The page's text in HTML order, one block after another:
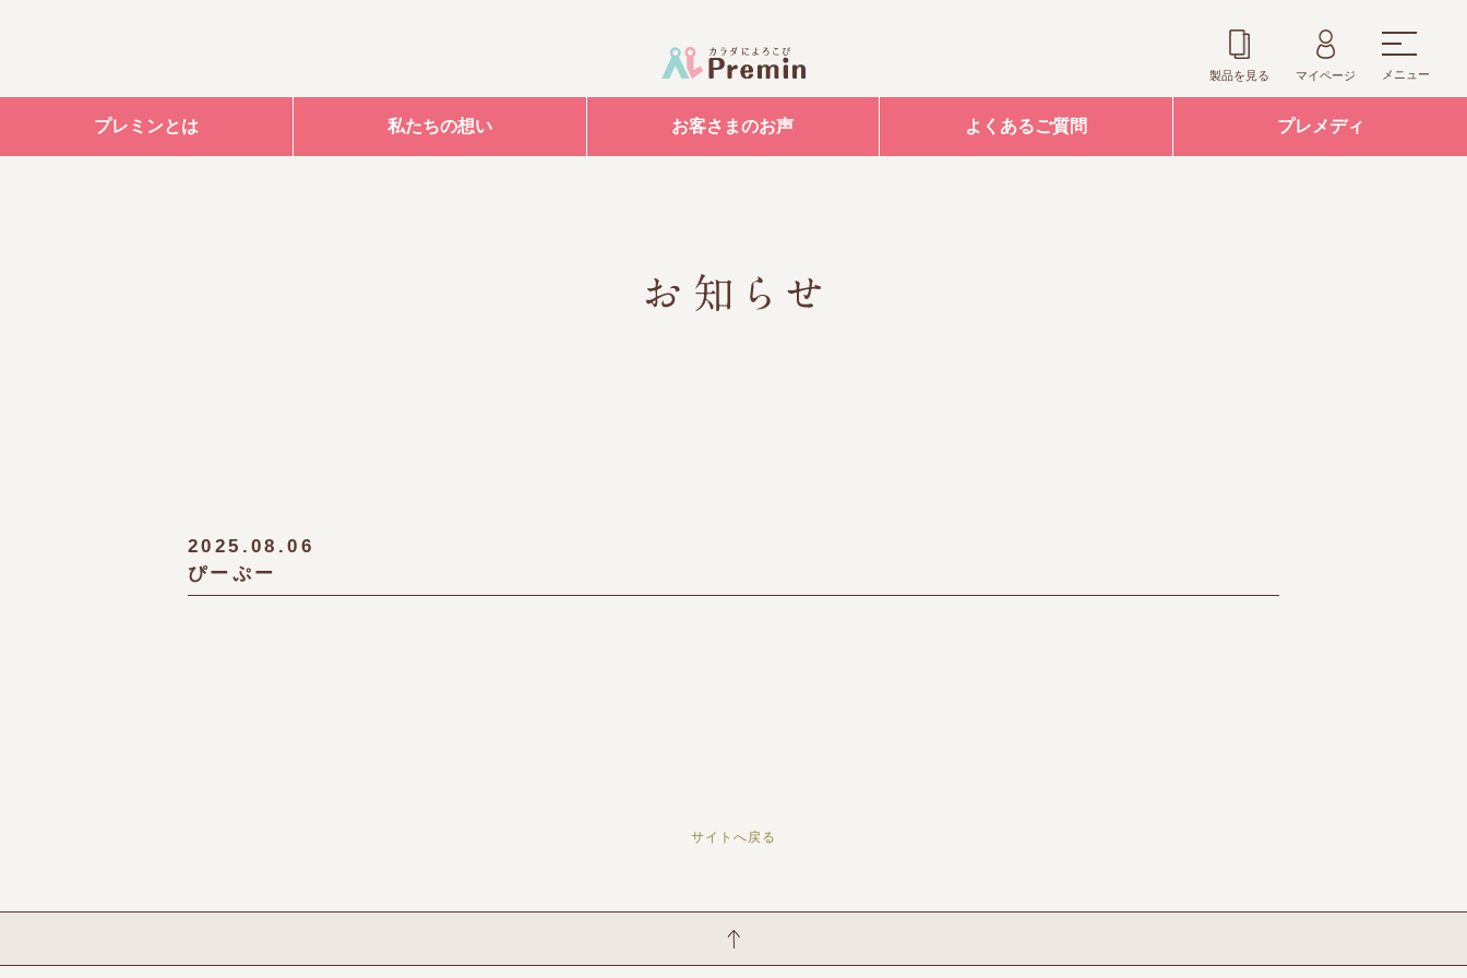
製品を見る マイページ メニュー
プレミンとは 私たちの想い お客さまのお声 よくあるご質問 プレメディ
2025.08.06
ぴーぷー
サイトへ戻る